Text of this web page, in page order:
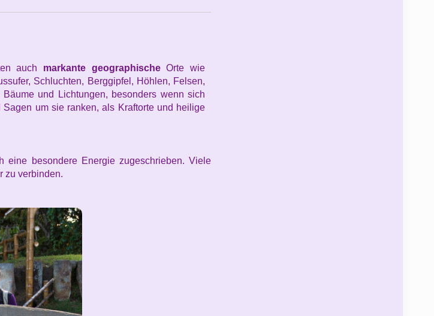
auch markante geographischeOrte wie
Schluchten, Berggipfel, Höhlen, Felsen,
Bäume und Lichtungen, besonders wenn sich
Sagen um sie ranken, als Kraftorte und heilige
eine besondere Energie zugeschrieben. Viele
zu verbinden.